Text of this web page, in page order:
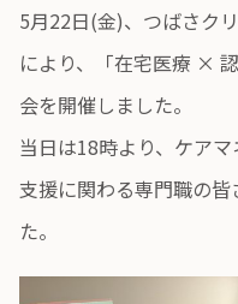
5月22日(金)、つばさク
により、「在宅医療 ×
会を開催しました。
当日は18時より、ケア
支援に関わる専門職の
た。